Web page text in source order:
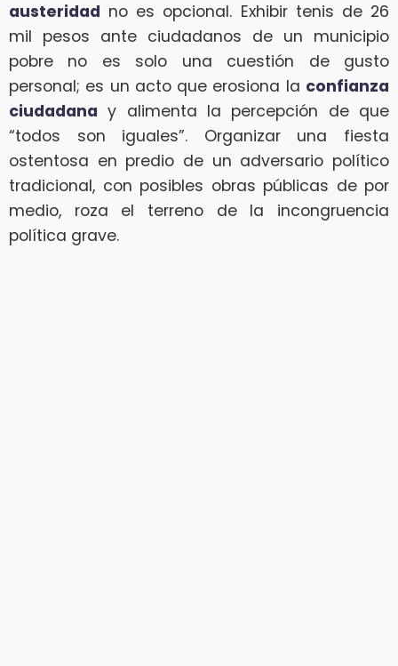
austeridad no es opcional. Exhibir tenis de 26
mil pesos ante ciudadanos de un municipio
pobre no es solo una cuestión de gusto
personal; es un acto que erosiona la confianza
ciudadana y alimenta la percepción de que
“todos son iguales”. Organizar una fiesta
ostentosa en predio de un adversario político
tradicional, con posibles obras públicas de por
medio, roza el terreno de la incongruencia
política grave.